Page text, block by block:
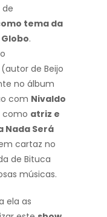
de
tema da
.
(autor de Beijo
no álbum
com Nivaldo
como atriz e
Nada Será
cartaz no
de Bituca
músicas.
ela as